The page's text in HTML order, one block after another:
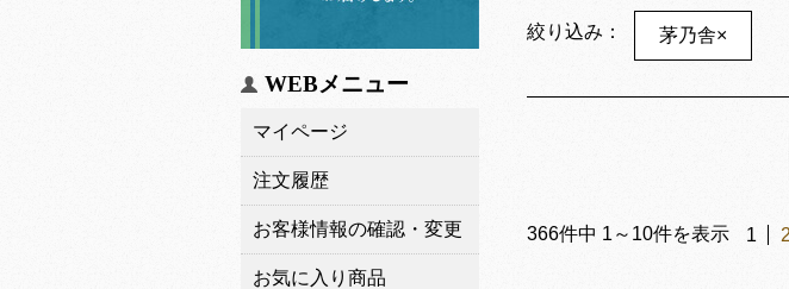
WEBメニュー
マイページ
注文履歴
お客様情報の確認・変更
お気に入り商品
絞り込み： 茅乃舎×
366件中 1 ～ 10件を表示 1 2